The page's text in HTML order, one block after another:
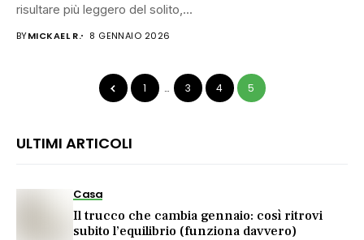
risultare più leggero del solito,...
BYMICKAEL R. 8 GENNAIO 2026
1 … 3 4 5
ULTIMI ARTICOLI
Casa
Il trucco che cambia gennaio: così ritrovi
subito l’equilibrio (funziona davvero)